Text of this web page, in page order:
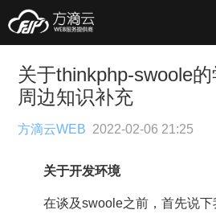
关于thinkphp-swoole
周边知识补充
方滴云WEB 2022-02-06 21:25
关于开发环境
在谈及swoole之前，首先说下